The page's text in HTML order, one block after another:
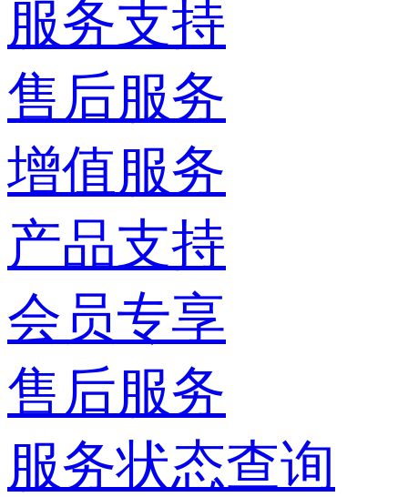
服务支持
售后服务
增值服务
产品支持
会员专享
售后服务
服务状态查询